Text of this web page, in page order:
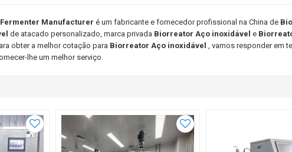
Manufacturer é um fabricante e fornecedor profissional na China de
de atacado personalizado, marca privada Biorreator Aço inoxidável e
obter a melhor cotação para Biorreator Aço inoxidável , vamos responder em
lhe um melhor serviço.